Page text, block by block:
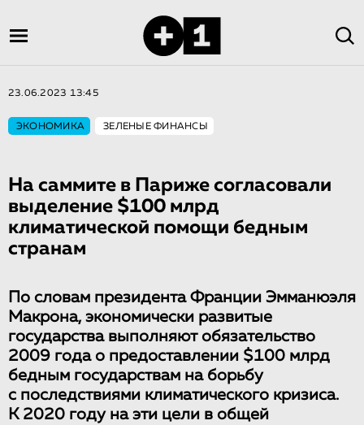
23.06.2023 13:45
ЭКОНОМИКА ЗЕЛЕНЫЕ ФИНАНСЫ
На саммите в Париже согласовали
выделение $100 млрд
климатической помощи бедным
странам
По словам президента Франции Эмманюэля
Макрона, экономически развитые
государства выполняют обязательство
2009 года о предоставлении $100 млрд
бедным государствам на борьбу
с последствиями климатического кризиса.
К 2020 году на эти цели в общей